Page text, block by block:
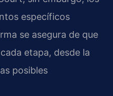
específicos
se asegura de que
etapa, desde la
posibles